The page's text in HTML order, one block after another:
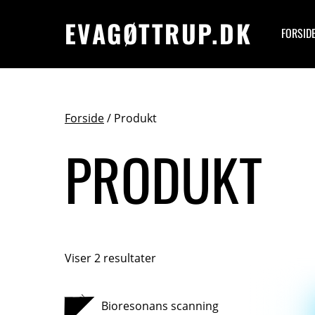
EVAGØTTRUP.DK FORSIDE
Forside/ Produkt
PRODUKT
Viser 2 resultater
TILBUD!